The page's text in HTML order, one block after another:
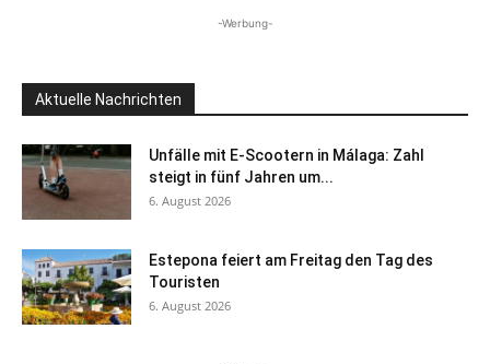
-Werbung-
Aktuelle Nachrichten
Unfälle mit E-Scootern in Málaga: Zahl
steigt in fünf Jahren um...
6. August 2026
Estepona feiert am Freitag den Tag des
Touristen
6. August 2026